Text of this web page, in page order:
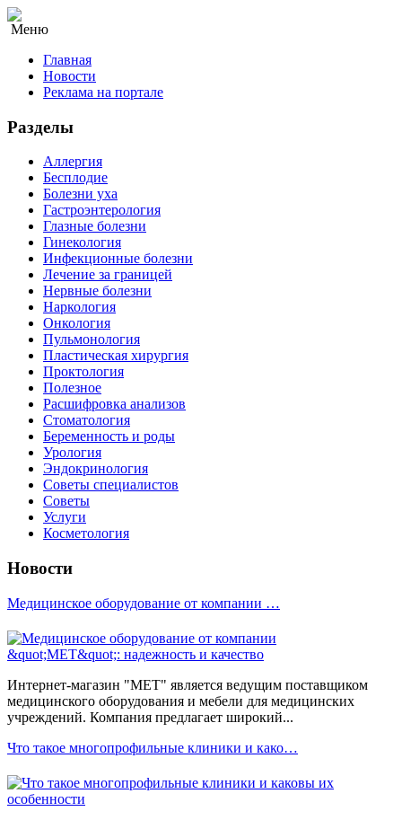
Меню
Главная
Новости
Реклама на портале
Разделы
Аллергия
Бесплодие
Болезни уха
Гастроэнтерология
Глазные болезни
Гинекология
Инфекционные болезни
Лечение за границей
Нервные болезни
Наркология
Онкология
Пульмонология
Пластическая хирургия
Проктология
Полезное
Расшифровка анализов
Стоматология
Беременность и роды
Урология
Эндокринология
Советы специалистов
Советы
Услуги
Косметология
Новости
Медицинское оборудование от компании …
Интернет-магазин "МЕТ" является ведущим поставщиком
медицинского оборудования и мебели для медицинских
учреждений. Компания предлагает широкий...
Что такое многопрофильные клиники и како…